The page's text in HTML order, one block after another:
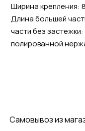
Ширина крепления:
Длина большей
части без
полированной
Самовывоз из